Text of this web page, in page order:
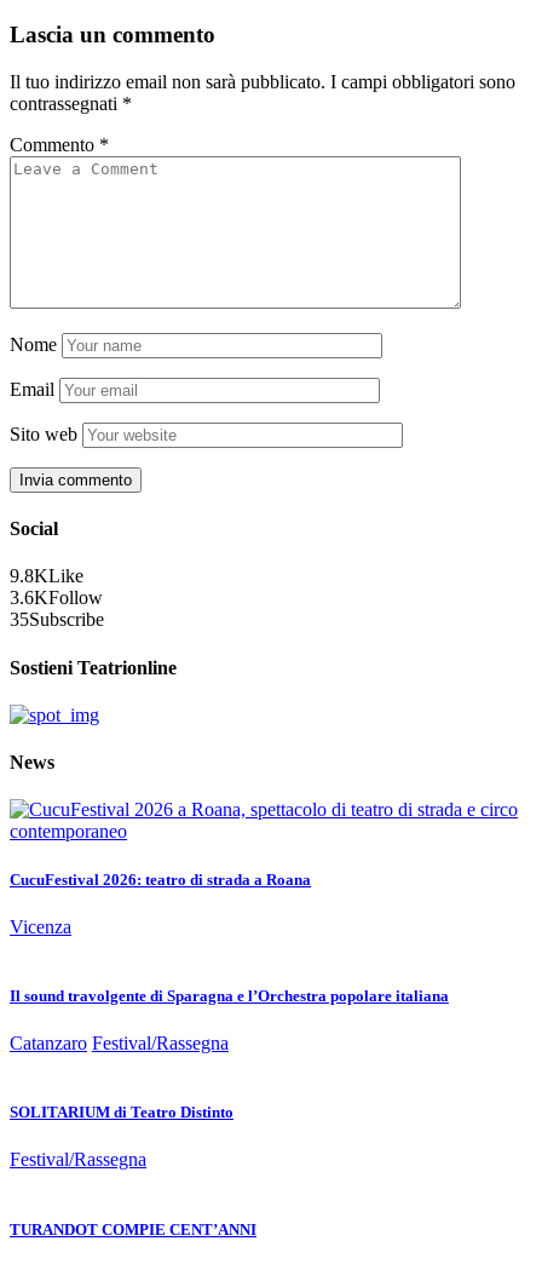
Lascia un commento
Il tuo indirizzo email non sarà pubblicato. I campi obbligatori sono
contrassegnati *
Commento *
Nome
Email
Sito web
Social
9.8KLike
3.6KFollow
35Subscribe
Sostieni Teatrionline
News
CucuFestival 2026: teatro di strada a Roana
Vicenza
Il sound travolgente di Sparagna e l’Orchestra popolare italiana
Catanzaro Festival/Rassegna
SOLITARIUM di Teatro Distinto
Festival/Rassegna
TURANDOT COMPIE CENT’ANNI